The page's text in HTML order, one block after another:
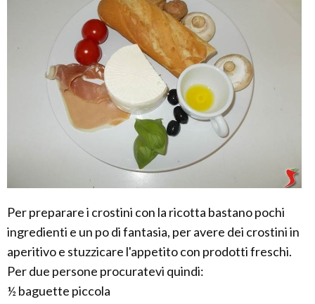
Per preparare i crostini con la ricotta bastano pochi
ingredienti e un po di fantasia, per avere dei crostini in
aperitivo e stuzzicare l'appetito con prodotti freschi.
Per due persone procuratevi quindi:
½ baguette piccola